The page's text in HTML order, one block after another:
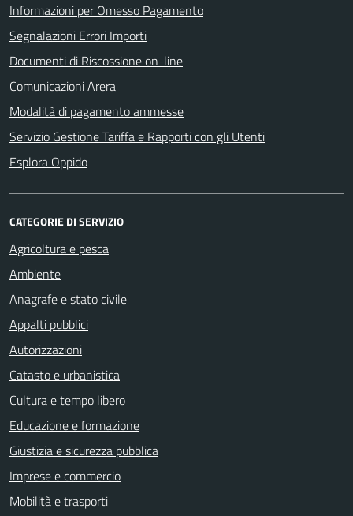
Informazioni per Omesso Pagamento
Segnalazioni Errori Importi
Documenti di Riscossione on-line
Comunicazioni Arera
Modalità di pagamento ammesse
Servizio Gestione Tariffa e Rapporti con gli Utenti
Esplora Oppido
CATEGORIE DI SERVIZIO
Agricoltura e pesca
Ambiente
Anagrafe e stato civile
Appalti pubblici
Autorizzazioni
Catasto e urbanistica
Cultura e tempo libero
Educazione e formazione
Giustizia e sicurezza pubblica
Imprese e commercio
Mobilità e trasporti